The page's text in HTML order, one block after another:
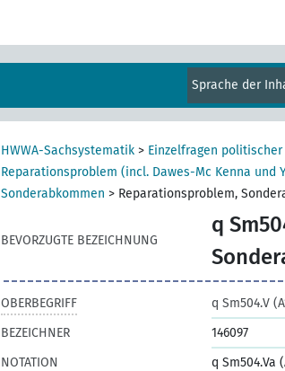
Sprache der
HWWA-Sachsystematik > Einzelfragen
Reparationsproblem (incl. Dawes-Mc Kenna und
Sonderabkommen > Reparationsproblem,
BEVORZUGTE BEZEICHNUNG
q
OBERBEGRIFF q Sm504.V
BEZEICHNER
146097
NOTATION
q Sm504.Va